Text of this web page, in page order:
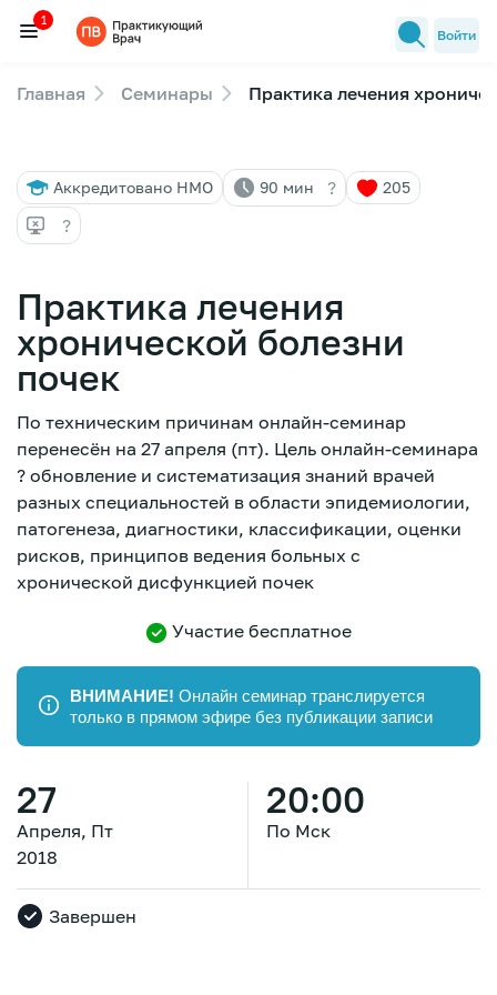
Семинары
Лекторы
FAQ
1
Войти
Главная Семинары Практика лечения
Аккредитовано НМО 90 мин ? 205
?
27
Апреля, Пт
2018
20:00
По Мск
Завершен
Практика лечения
хронической болезни
почек
По техническим причинам онлайн-семинар
перенесён на 27 апреля (пт). Цель онлайн-семинара
? обновление и систематизация знаний врачей
разных специальностей в области эпидемиологии,
патогенеза, диагностики, классификации, оценки
рисков, принципов ведения больных с
хронической дисфункцией почек
Участие бесплатное
ВНИМАНИЕ! Онлайн семинар транслируется
только в прямом эфире без публикации записи